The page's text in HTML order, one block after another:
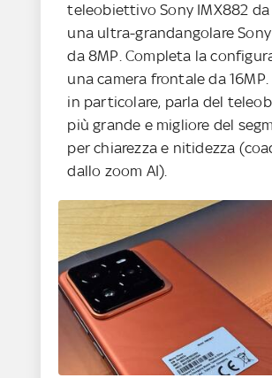
teleobiettivo Sony IMX882 da
una ultra-grandangolare
da 8MP. Completa la
una camera frontale da 16MP.
in particolare, parla del
più grande e migliore del
per chiarezza e nitidezza
dallo zoom AI).